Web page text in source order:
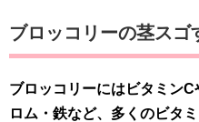
ブロッコリーの茎スゴ
ブロッコリーにはビタミン
ロム・鉄など、多くのビタ